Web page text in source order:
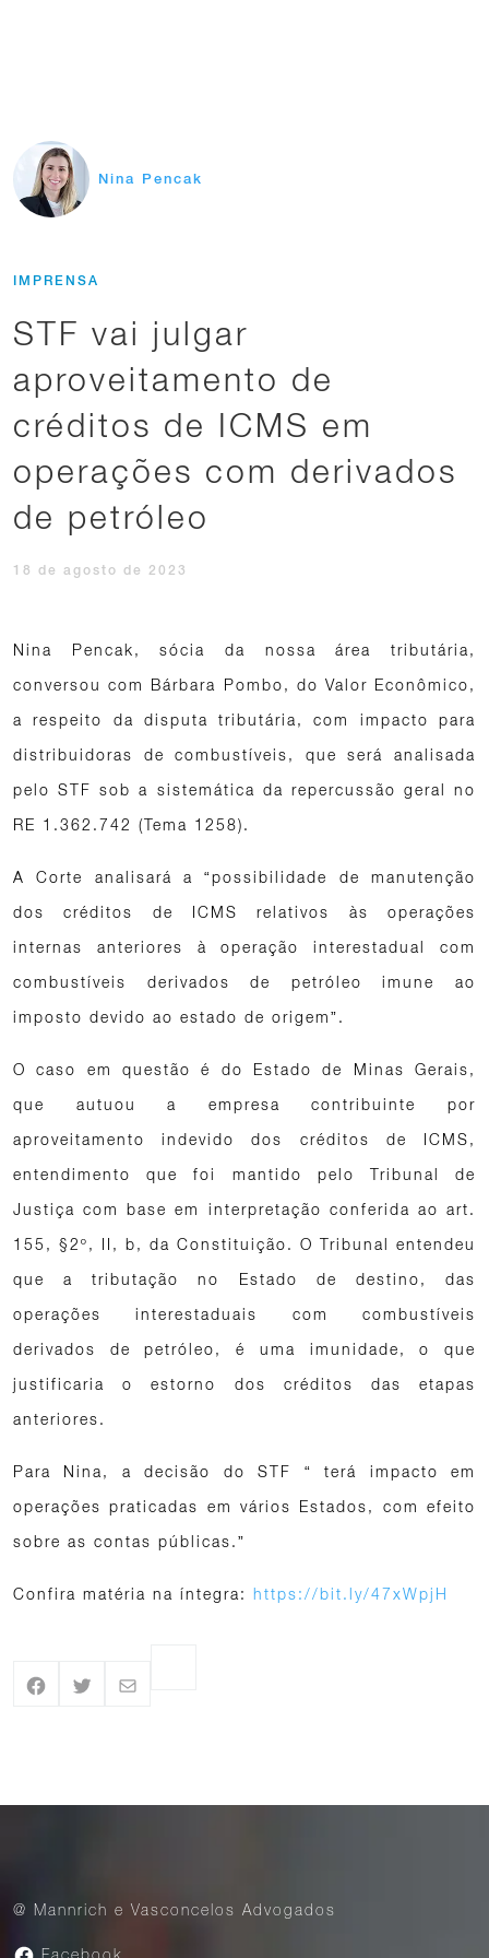
Nina Pencak
IMPRENSA
STF vai julgar
aproveitamento de
créditos de ICMS em
operações com derivados
de petróleo
18 de agosto de 2023
Nina Pencak, sócia da nossa área tributária,
conversou com Bárbara Pombo, do Valor Econômico,
a respeito da disputa tributária, com impacto para
distribuidoras de combustíveis, que será analisada
pelo STF sob a sistemática da repercussão geral no
RE 1.362.742 (Tema 1258).
A Corte analisará a “possibilidade de manutenção
dos créditos de ICMS relativos às operações
internas anteriores à operação interestadual com
combustíveis derivados de petróleo imune ao
imposto devido ao estado de origem”.
O caso em questão é do Estado de Minas Gerais,
que autuou a empresa contribuinte por
aproveitamento indevido dos créditos de ICMS,
entendimento que foi mantido pelo Tribunal de
Justiça com base em interpretação conferida ao art.
155, §2º, II, b, da Constituição. O Tribunal entendeu
que a tributação no Estado de destino, das
operações interestaduais com combustíveis
derivados de petróleo, é uma imunidade, o que
justificaria o estorno dos créditos das etapas
anteriores.
Para Nina, a decisão do STF “ terá impacto em
operações praticadas em vários Estados, com efeito
sobre as contas públicas.”
Confira matéria na íntegra: https://bit.ly/47xWpjH
@ Mannrich e Vasconcelos Advogados
Facebook